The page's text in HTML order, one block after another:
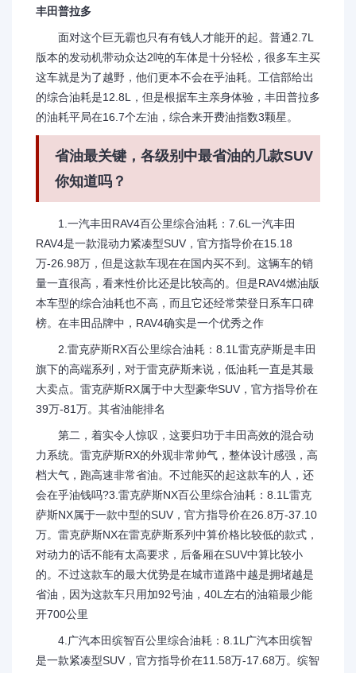
丰田普拉多
面对这个巨无霸也只有有钱人才能开的起。普通2.7L
版本的发动机带动众达2吨的车体是十分轻松，很多车主买
这车就是为了越野，他们更本不会在乎油耗。工信部给出
的综合油耗是12.8L，但是根据车主亲身体验，丰田普拉多
的油耗平局在16.7个左油，综合来开费油指数3颗星。
省油最关键，各级别中最省油的几款SUV
你知道吗？
1.一汽丰田RAV4百公里综合油耗：7.6L一汽丰田
RAV4是一款混动力紧凑型SUV，官方指导价在15.18
万-26.98万，但是这款车现在在国内买不到。这辆车的销
量一直很高，看来性价比还是比较高的。但是RAV4燃油版
本车型的综合油耗也不高，而且它还经常荣登日系车口碑
榜。在丰田品牌中，RAV4确实是一个优秀之作
2.雷克萨斯RX百公里综合油耗：8.1L雷克萨斯是丰田
旗下的高端系列，对于雷克萨斯来说，低油耗一直是其最
大卖点。雷克萨斯RX属于中大型豪华SUV，官方指导价在
39万-81万。其省油能排名
第二，着实令人惊叹，这要归功于丰田高效的混合动
力系统。雷克萨斯RX的外观非常帅气，整体设计感强，高
档大气，跑高速非常省油。不过能买的起这款车的人，还
会在乎油钱吗?3.雷克萨斯NX百公里综合油耗：8.1L雷克
萨斯NX属于一款中型的SUV，官方指导价在26.8万-37.10
万。雷克萨斯NX在雷克萨斯系列中算价格比较低的款式，
对动力的话不能有太高要求，后备厢在SUV中算比较小
的。不过这款车的最大优势是在城市道路中越是拥堵越是
省油，因为这款车只用加92号油，40L左右的油箱最少能
开700公里
4.广汽本田缤智百公里综合油耗：8.1L广汽本田缤智
是一款紧凑型SUV，官方指导价在11.58万-17.68万。缤智